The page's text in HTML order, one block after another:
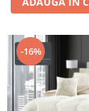
-16%